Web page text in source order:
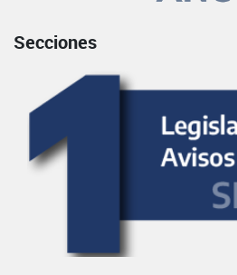
Secciones